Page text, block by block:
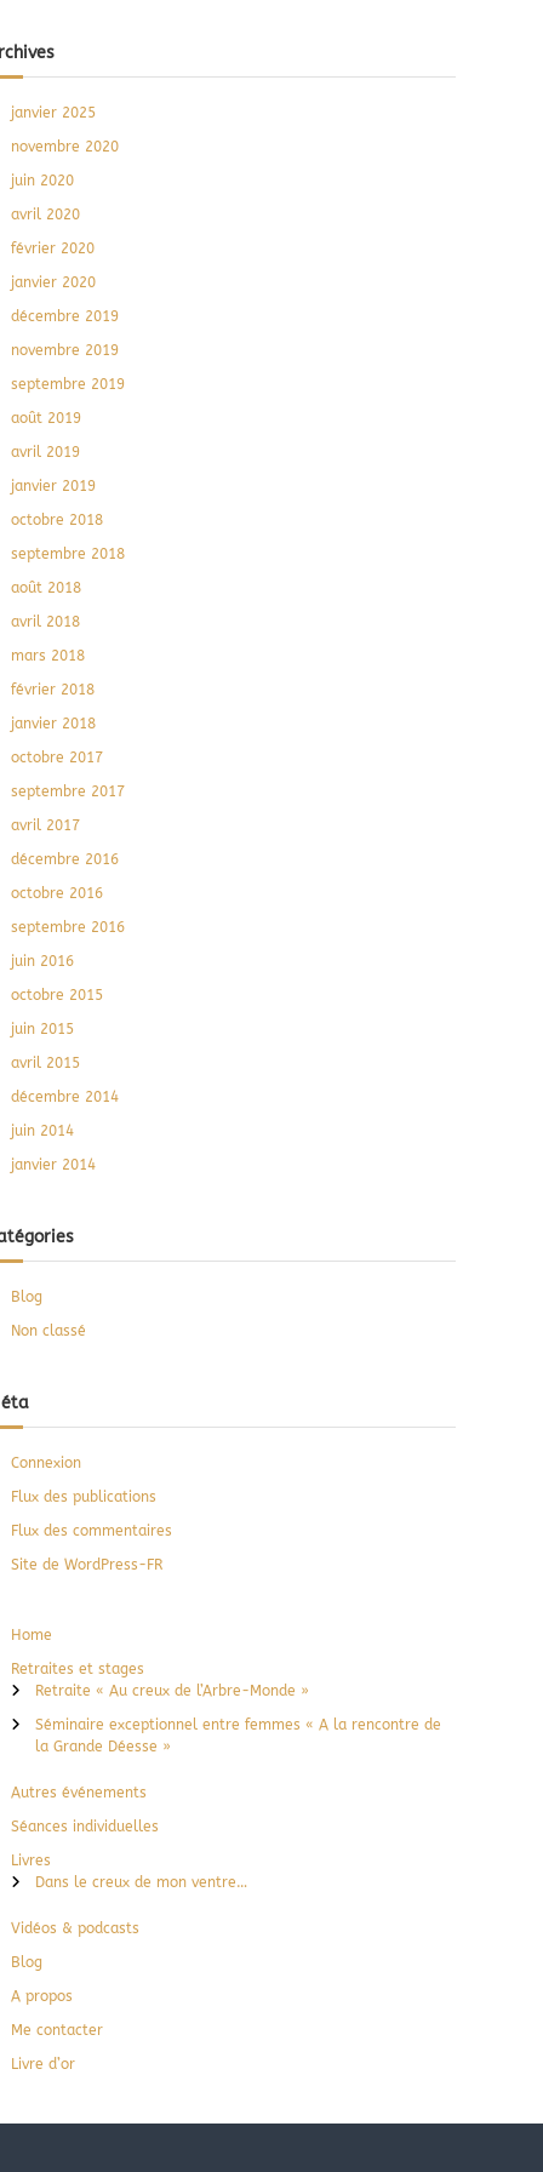
janvier 2025
novembre 2020
juin 2020
avril 2020
février 2020
janvier 2020
décembre 2019
novembre 2019
septembre 2019
août 2019
avril 2019
janvier 2019
octobre 2018
septembre 2018
août 2018
avril 2018
mars 2018
février 2018
janvier 2018
octobre 2017
septembre 2017
avril 2017
décembre 2016
octobre 2016
septembre 2016
juin 2016
octobre 2015
juin 2015
avril 2015
décembre 2014
juin 2014
janvier 2014
Blog
Non classé
Connexion
Flux des publications
Flux des commentaires
Site de WordPress-FR
Home
Retraites et stages
Retraite « Au creux de l’Arbre-Monde »
Séminaire exceptionnel entre femmes « A la rencontre de
la Grande Déesse »
Autres événements
Séances individuelles
Livres
Dans le creux de mon ventre…
Vidéos & podcasts
Blog
A propos
Me contacter
Livre d’or